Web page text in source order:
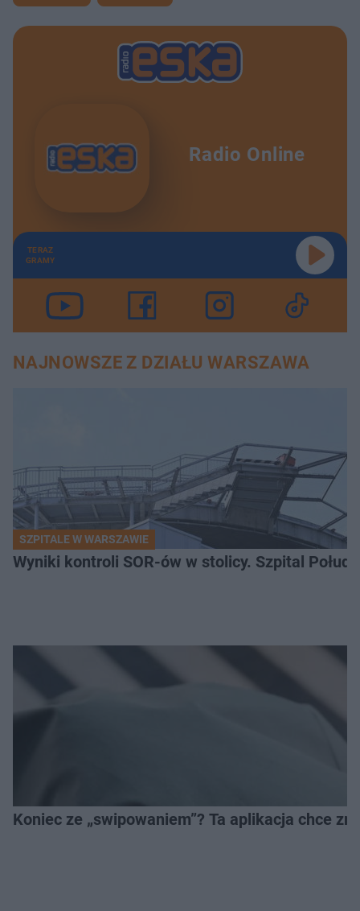
Radio Online
TERAZ
GRAMY
NAJNOWSZE Z DZIAŁU WARSZAWA
SZPITALE W WARSZAWIE
Wyniki kontroli SOR-ów w stolicy. Szpital
Koniec ze „swipowaniem”? Ta aplikacja chce